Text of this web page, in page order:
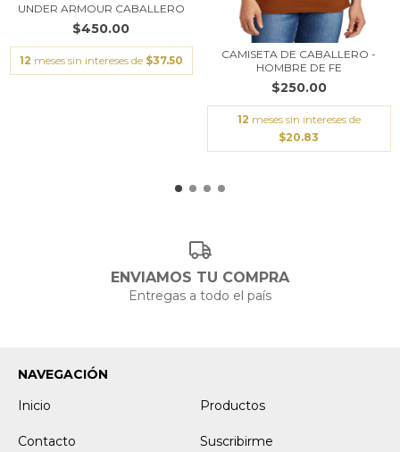
UNDER ARMOUR CABALLERO
$450.00
12 meses sin intereses de $37.50
CAMISETA DE CABALLERO -
HOMBRE DE FE
$250.00
12 meses sin intereses de
$20.83
ENVIAMOS TU COMPRA
Entregas a todo el país
NAVEGACIÓN
Inicio
Productos
Contacto Suscribirme